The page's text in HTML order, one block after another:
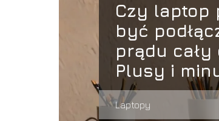
Czy laptop
być
prądu cały
Plusy i
Laptopy